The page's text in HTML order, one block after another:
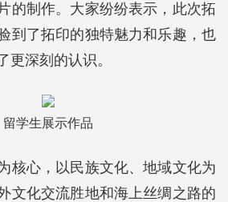
的制作。大家纷纷表示，此次拓
到了拓印的独特魅力和乐趣，也
更深刻的认识。
留学生展示作品
核心，以民族文化、地域文化为
文化交流胜地和海上丝绸之路的